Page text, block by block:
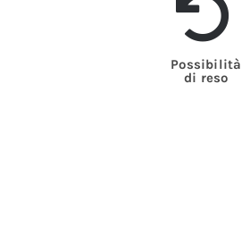
Possibilità
di reso